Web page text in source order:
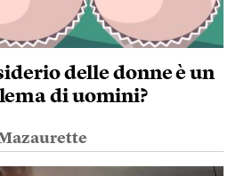
delle donne è un
di uomini?